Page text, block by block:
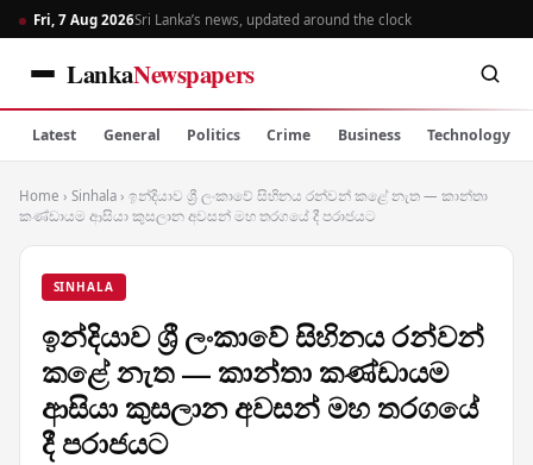
Fri, 7 Aug 2026Sri Lanka’s news, updated around the clock
LankaNewspapers
Latest General Politics Crime Business Technology
Home › Sinhala › ඉන්දියාව ශ්‍රී ලංකාවේ සිහිනය රන්වන් කළේ නැත — කාන්තා
කණ්ඩායම ආසියා කුසලාන අවසන් මහ තරගයේ දී පරාජයට
SINHALA
ඉන්දියාව ශ්‍රී ලංකාවේ සිහිනය රන්වන්
කළේ නැත — කාන්තා කණ්ඩායම
ආසියා කුසලාන අවසන් මහ තරගයේ
දී පරාජයට